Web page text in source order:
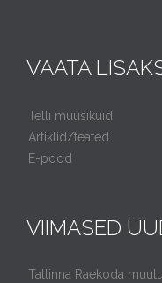
VAATA
Telli muusikuid
Artiklid/teated
E-pood
VIIMASED
Tallinna Raekoda